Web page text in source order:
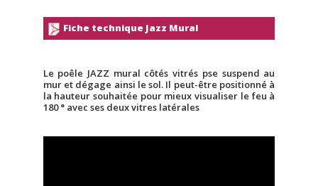
Le poêle JAZZ mural côtés vitrés pse suspend au
mur et dégage ainsi le sol. Il peut-être positionné à
la hauteur souhaitée pour mieux visualiser le feu à
180 ° avec ses deux vitres latérales
Fiche technique Jazz Mural